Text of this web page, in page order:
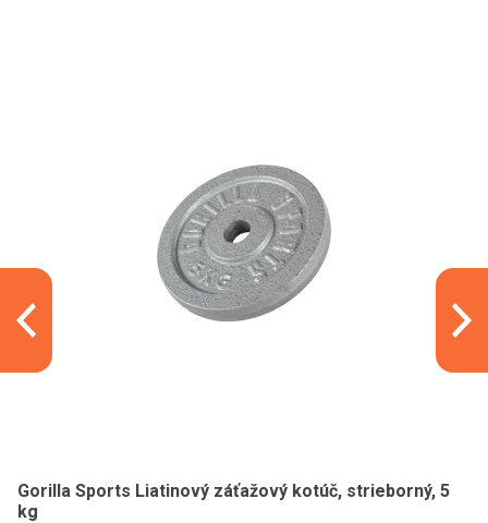
Gorilla Sports Liatinový záťažový kotúč, strieborný, 5
kg